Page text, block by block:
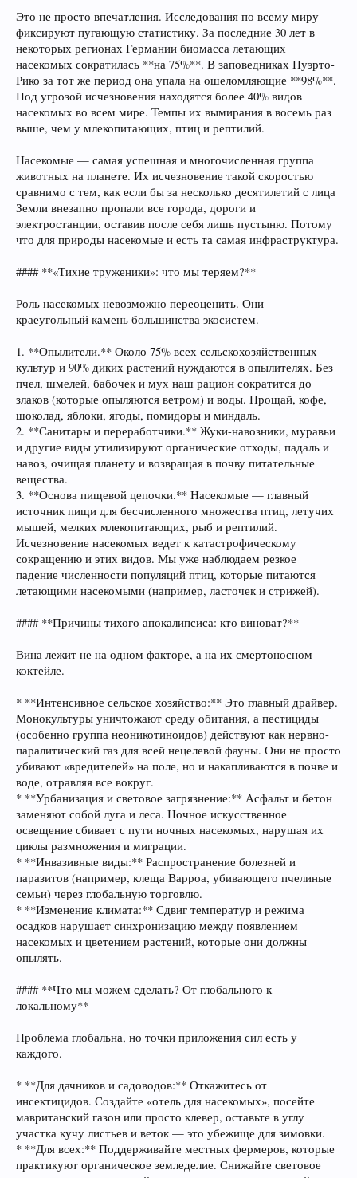
Это не просто впечатления. Исследования по всему миру
фиксируют пугающую статистику. За последние 30 лет в
некоторых регионах Германии биомасса летающих
насекомых сократилась **на 75%**. В заповедниках Пуэрто-
Рико за тот же период она упала на ошеломляющие **98%**.
Под угрозой исчезновения находятся более 40% видов
насекомых во всем мире. Темпы их вымирания в восемь раз
выше, чем у млекопитающих, птиц и рептилий.
Насекомые — самая успешная и многочисленная группа
животных на планете. Их исчезновение такой скоростью
сравнимо с тем, как если бы за несколько десятилетий с лица
Земли внезапно пропали все города, дороги и
электростанции, оставив после себя лишь пустыню. Потому
что для природы насекомые и есть та самая инфраструктура.
#### **«Тихие труженики»: что мы теряем?**
Роль насекомых невозможно переоценить. Они —
краеугольный камень большинства экосистем.
1. **Опылители.** Около 75% всех сельскохозяйственных
культур и 90% диких растений нуждаются в опылителях. Без
пчел, шмелей, бабочек и мух наш рацион сократится до
злаков (которые опыляются ветром) и воды. Прощай, кофе,
шоколад, яблоки, ягоды, помидоры и миндаль.
2. **Санитары и переработчики.** Жуки-навозники, муравьи
и другие виды утилизируют органические отходы, падаль и
навоз, очищая планету и возвращая в почву питательные
вещества.
3. **Основа пищевой цепочки.** Насекомые — главный
источник пищи для бесчисленного множества птиц, летучих
мышей, мелких млекопитающих, рыб и рептилий.
Исчезновение насекомых ведет к катастрофическому
сокращению и этих видов. Мы уже наблюдаем резкое
падение численности популяций птиц, которые питаются
летающими насекомыми (например, ласточек и стрижей).
#### **Причины тихого апокалипсиса: кто виноват?**
Вина лежит не на одном факторе, а на их смертоносном
коктейле.
* **Интенсивное сельское хозяйство:** Это главный драйвер.
Монокультуры уничтожают среду обитания, а пестициды
(особенно группа неоникотиноидов) действуют как нервно-
паралитический газ для всей нецелевой фауны. Они не просто
убивают «вредителей» на поле, но и накапливаются в почве и
воде, отравляя все вокруг.
* **Урбанизация и световое загрязнение:** Асфальт и бетон
заменяют собой луга и леса. Ночное искусственное
освещение сбивает с пути ночных насекомых, нарушая их
циклы размножения и миграции.
* **Инвазивные виды:** Распространение болезней и
паразитов (например, клеща Варроа, убивающего пчелиные
семьи) через глобальную торговлю.
* **Изменение климата:** Сдвиг температур и режима
осадков нарушает синхронизацию между появлением
насекомых и цветением растений, которые они должны
опылять.
#### **Что мы можем сделать? От глобального к
локальному**
Проблема глобальна, но точки приложения сил есть у
каждого.
* **Для дачников и садоводов:** Откажитесь от
инсектицидов. Создайте «отель для насекомых», посейте
мавританский газон или просто клевер, оставьте в углу
участка кучу листьев и веток — это убежище для зимовки.
* **Для всех:** Поддерживайте местных фермеров, которые
практикуют органическое земледелие. Снижайте световое